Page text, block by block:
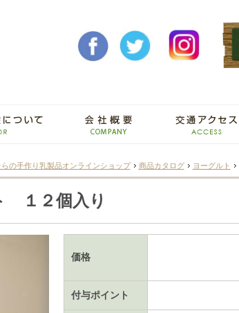
らの手作り乳製品オンラインショップ 商品カタログ ヨーグルト
１２個入り
価格
付与ポイント